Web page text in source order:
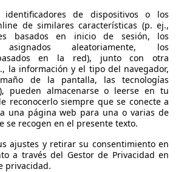
€ 4.800 Sin
identificadores de dispositivos o los
de similares características (p. ej.,
basados en inicio de sesión, los
asignados aleatoriamente, los
en la red), junto con otra
la información y el tipo del navegador,
de la pantalla, las tecnologías
pueden almacenarse o leerse en tu
reconocerlo siempre que se conecte a
una página web para una o varias de
se recogen en el presente texto.
ajustes y retirar su consentimiento en
a través del Gestor de Privacidad en
privacidad.